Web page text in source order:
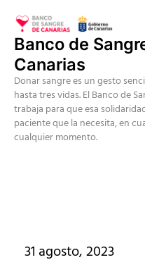
contenido
Banco de
Canarias
Donar sangre es un gesto
hasta tres vidas. El Banco de
trabaja para que esa
paciente que la necesita, en
cualquier momento.
31 agosto, 2023